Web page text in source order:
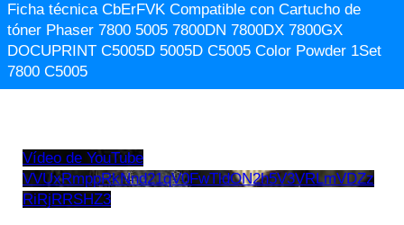
Ficha técnica CbErFVK Compatible con Cartucho de
tóner Phaser 7800 5005 7800DN 7800DX 7800GX
DOCUPRINT C5005D 5005D C5005 Color Powder 1Set
7800 C5005
Vídeo de YouTube
VVUxRmppRkNnd21qV0FwTldON2h5V3VRLmVDZz
RiRjRRSHZ3